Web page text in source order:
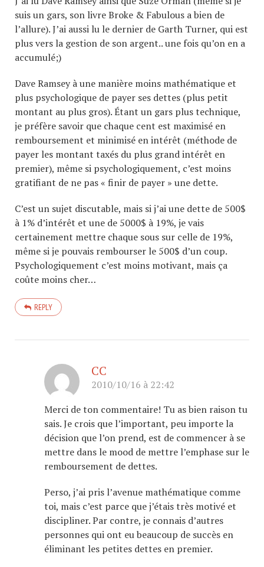
suis un gars, son livre Broke & Fabulous a bien de
l’allure). J’ai aussi lu le dernier de Garth Turner, qui est
plus vers la gestion de son argent.. une fois qu’on en a
accumulé;)
Dave Ramsey à une manière moins mathématique et
plus psychologique de payer ses dettes (plus petit
montant au plus gros). Étant un gars plus technique,
je préfère savoir que chaque cent est maximisé en
remboursement et minimisé en intérêt (méthode de
payer les montant taxés du plus grand intérêt en
premier), même si psychologiquement, c’est moins
gratifiant de ne pas « finir de payer » une dette.
C’est un sujet discutable, mais si j’ai une dette de 500$
à 1% d’intérêt et une de 5000$ à 19%, je vais
certainement mettre chaque sous sur celle de 19%,
même si je pouvais rembourser le 500$ d’un coup.
Psychologiquement c’est moins motivant, mais ça
coûte moins cher…
REPLY
CC
2010/10/16 à 22:42
Merci de ton commentaire! Tu as bien raison tu
sais. Je crois que l’important, peu importe la
décision que l’on prend, est de commencer à se
mettre dans le mood de mettre l’emphase sur le
remboursement de dettes.
Perso, j’ai pris l’avenue mathématique comme
toi, mais c’est parce que j’étais très motivé et
discipliner. Par contre, je connais d’autres
personnes qui ont eu beaucoup de succès en
éliminant les petites dettes en premier.